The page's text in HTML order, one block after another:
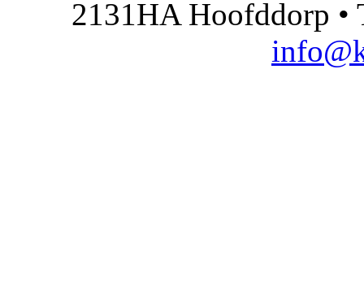
2131HA Hoofddorp •